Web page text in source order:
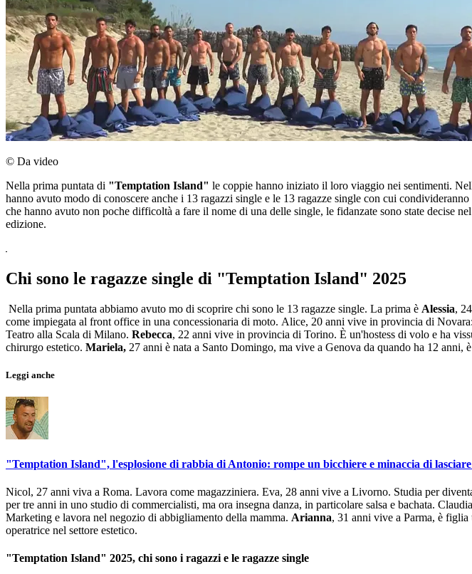
© Da video
Nella prima puntata di "Temptation Island" le coppie hanno iniziato il loro viaggio nei sentimenti.
hanno avuto modo di conoscere anche i 13 ragazzi single e le 13 ragazze single con cui
che hanno avuto non poche difficoltà a fare il nome di una delle single, le fidanzate sono state decise
edizione.
Chi sono le ragazze single di "Temptation Island" 2025
Nella prima puntata abbiamo avuto mo di scoprire chi sono le 13 ragazze single. La prima è Alessia,
come impiegata al front office in una concessionaria di moto. Alice, 20 anni vive in provincia di
Teatro alla Scala di Milano. Rebecca, 22 anni vive in provincia di Torino. È un'hostess di volo e ha
chirurgo estetico. Mariela, 27 anni è nata a Santo Domingo, ma vive a Genova da quando ha 12 anni,
Leggi anche
"Temptation Island", l'esplosione di rabbia di Antonio: rompe un bicchiere e minaccia di
Nicol, 27 anni viva a Roma. Lavora come magazziniera. Eva, 28 anni vive a Livorno. Studia per
per tre anni in uno studio di commercialisti, ma ora insegna danza, in particolare salsa e bachata.
Marketing e lavora nel negozio di abbigliamento della mamma. Arianna, 31 anni vive a Parma, è
operatrice nel settore estetico.
"Temptation Island" 2025, chi sono i ragazzi e le ragazze single